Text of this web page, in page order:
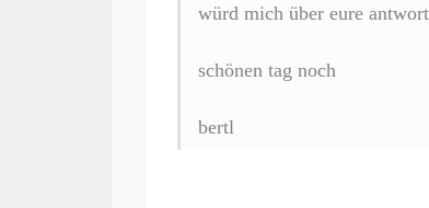
würd mich über eure
schönen tag noch
bertl